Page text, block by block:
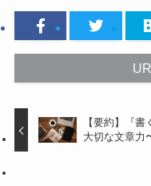
【要約】『
大切な文章力